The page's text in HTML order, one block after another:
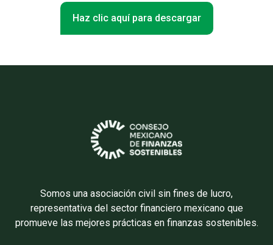
Haz clic aquí para descargar
Somos una asociación civil sin fines de lucro,
representativa del sector financiero mexicano que
promueve las mejores prácticas en finanzas sostenibles.